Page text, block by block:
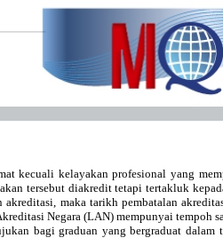
kecuali kelayakan profesional yang
tersebut diakredit tetapi tertakluk
akreditasi, maka tarikh pembatalan
Negara (LAN) mempunyai tempoh
bagi graduan yang bergraduat dalam